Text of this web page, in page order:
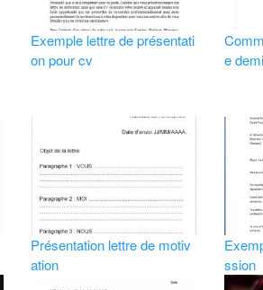
Exemple lettre de présentati
on pour cv
e
Présentation lettre de motiv
ation
ssion